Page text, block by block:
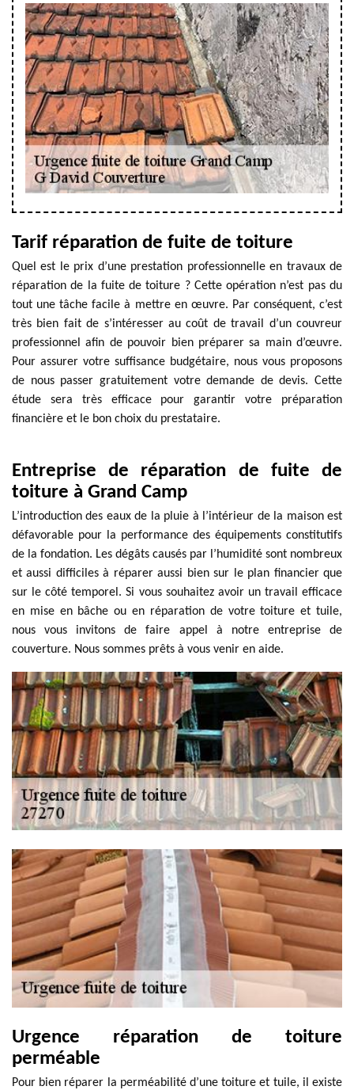
Tarif réparation de fuite de toiture
Quel est le prix d’une prestation professionnelle en travaux de
réparation de la fuite de toiture ? Cette opération n’est pas du
tout une tâche facile à mettre en œuvre. Par conséquent, c’est
très bien fait de s’intéresser au coût de travail d’un couvreur
professionnel afin de pouvoir bien préparer sa main d’œuvre.
Pour assurer votre suffisance budgétaire, nous vous proposons
de nous passer gratuitement votre demande de devis. Cette
étude sera très efficace pour garantir votre préparation
financière et le bon choix du prestataire.
Entreprise de réparation de fuite de
toiture à Grand Camp
L’introduction des eaux de la pluie à l’intérieur de la maison est
défavorable pour la performance des équipements constitutifs
de la fondation. Les dégâts causés par l’humidité sont nombreux
et aussi difficiles à réparer aussi bien sur le plan financier que
sur le côté temporel. Si vous souhaitez avoir un travail efficace
en mise en bâche ou en réparation de votre toiture et tuile,
nous vous invitons de faire appel à notre entreprise de
couverture. Nous sommes prêts à vous venir en aide.
Urgence réparation de toiture
perméable
Pour bien réparer la perméabilité d’une toiture et tuile, il existe